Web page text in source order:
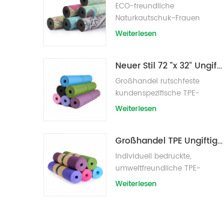
ECO-freundliche
Naturkautschuk-Frauen
bedruckte Wildleder-Yoga-
Weiterlesen
Neuer Stil 72 "x 32" Ungiftig, kein Latex, kein PVC - 100% TPE Yogamatte
Großhandel rutschfeste
kundenspezifische TPE-
Yogamatte mit hoher Dichte
Weiterlesen
Großhandel TPE Ungiftige patentierte umweltfreundliche Yogamatte aus China
Individuell bedruckte,
umweltfreundliche TPE-
Yogamatte
Weiterlesen